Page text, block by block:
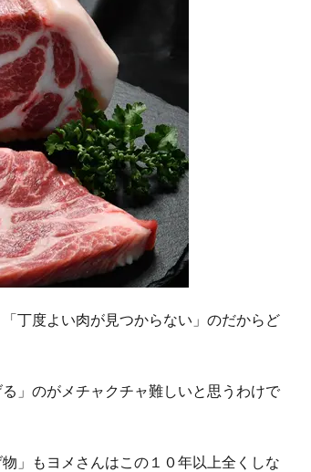
丁度よい肉が見つからない」のだからど
」のがメチャクチャ難しいと思うわけで
」もヨメさんはこの１０年以上全くしな